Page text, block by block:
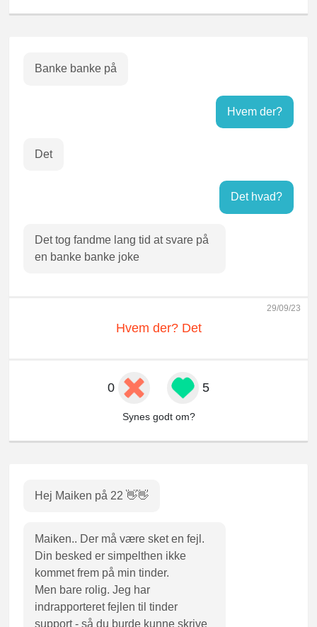
Banke banke på
Hvem der?
Det
Det hvad?
Det tog fandme lang tid at svare på
en banke banke joke
29/09/23
Hvem der? Det
0 5
Synes godt om?
Hej Maiken på 22 👋👋
Maiken.. Der må være sket en fejl.
Din besked er simpelthen ikke
kommet frem på min tinder.
Men bare rolig. Jeg har
indrapporteret fejlen til tinder
support - så du burde kunne skrive